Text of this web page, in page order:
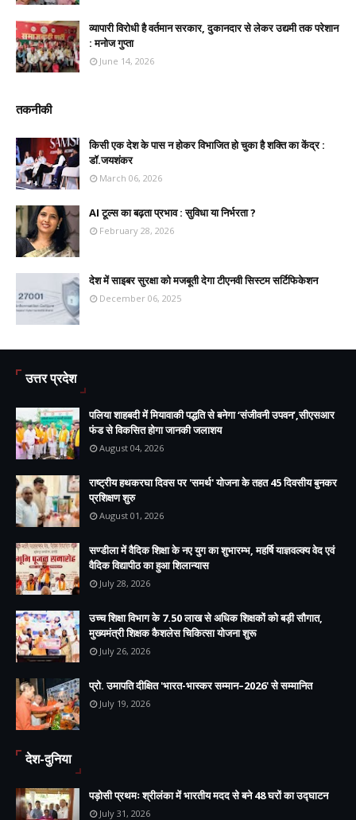
व्यापारी विरोधी है वर्तमान सरकार, दुकानदार से लेकर उद्यमी तक परेशान
: मनोज गुप्ता
June 14, 2026
तकनीकी
किसी एक देश के पास न होकर विभाजित हो चुका है शक्ति का केंद्र :
डॉ.जयशंकर
March 06, 2026
AI टूल्स का बढ़ता प्रभाव : सुविधा या निर्भरता ?
February 28, 2026
देश में साइबर सुरक्षा को मजबूती देगा टीएनवी सिस्टम सर्टिफिकेशन
December 06, 2025
उत्तर प्रदेश
पलिया शाहबदी में मियावाकी पद्धति से बनेगा ‘संजीवनी उपवन’,सीएसआर
फंड से विकसित होगा जानकी जलाशय
August 04, 2026
राष्ट्रीय हथकरघा दिवस पर 'समर्थ' योजना के तहत 45 दिवसीय बुनकर
प्रशिक्षण शुरु
August 01, 2026
सण्डीला में वैदिक शिक्षा के नए युग का शुभारम्भ, महर्षि याज्ञवल्क्य वेद एवं
वैदिक विद्यापीठ का हुआ शिलान्यास
July 28, 2026
उच्च शिक्षा विभाग के 7.50 लाख से अधिक शिक्षकों को बड़ी सौगात,
मुख्यमंत्री शिक्षक कैशलेस चिकित्सा योजना शुरू
July 26, 2026
प्रो. उमापति दीक्षित 'भारत-भास्कर सम्मान–2026' से सम्मानित
July 19, 2026
देश-दुनिया
पड़ोसी प्रथमः श्रीलंका में भारतीय मदद से बने 48 घरों का उद्घाटन
July 31, 2026